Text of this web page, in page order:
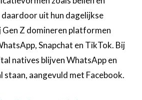
daardoor uit hun dagelijkse
Z domineren platformen
Snapchat en TikTok. Bij
natives blijven WhatsApp en
staan, aangevuld met Facebook.